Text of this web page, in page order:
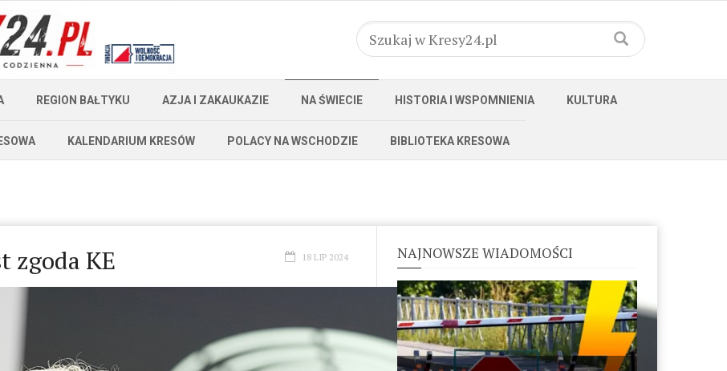
REGION BAŁTYKU AZJA I ZAKAUKAZIE NA ŚWIECIE HISTORIA I WSPOMNIENIA KULTURA
KALENDARIUM KRESÓW POLACY NA WSCHODZIE BIBLIOTEKA KRESOWA
zgoda KE 18 LIP 2024 NAJNOWSZE WIADOMOŚCI